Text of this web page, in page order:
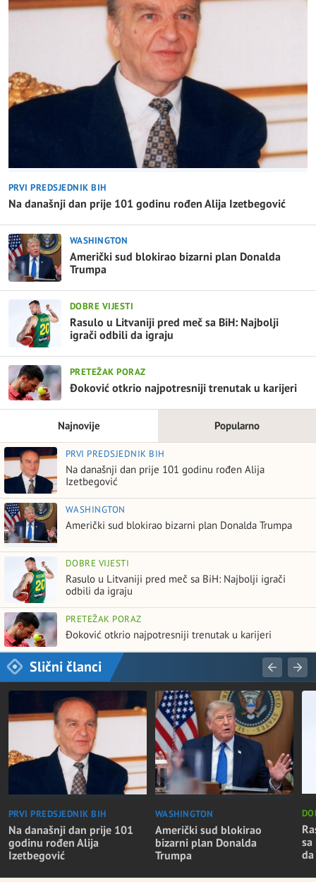
PRVI PREDSJEDNIK BIH
Na današnji dan prije 101 godinu rođen Alija Izetbegović
WASHINGTON
Američki sud blokirao bizarni plan Donalda
Trumpa
DOBRE VIJESTI
Rasulo u Litvaniji pred meč sa BiH: Najbolji
igrači odbili da igraju
PRETEŽAK PORAZ
Đoković otkrio najpotresniji trenutak u karijeri
Najnovije Popularno
PRVI PREDSJEDNIK BIH
Na današnji dan prije 101 godinu rođen Alija
Izetbegović
WASHINGTON
Američki sud blokirao bizarni plan Donalda Trumpa
DOBRE VIJESTI
Rasulo u Litvaniji pred meč sa BiH: Najbolji igrači
odbili da igraju
PRETEŽAK PORAZ
Đoković otkrio najpotresniji trenutak u karijeri
Slični članci
PRVI PREDSJEDNIK BIH
Na današnji dan prije 101
godinu rođen Alija
Izetbegović
WASHINGTON
Američki sud blokirao
bizarni plan Donalda
Trumpa